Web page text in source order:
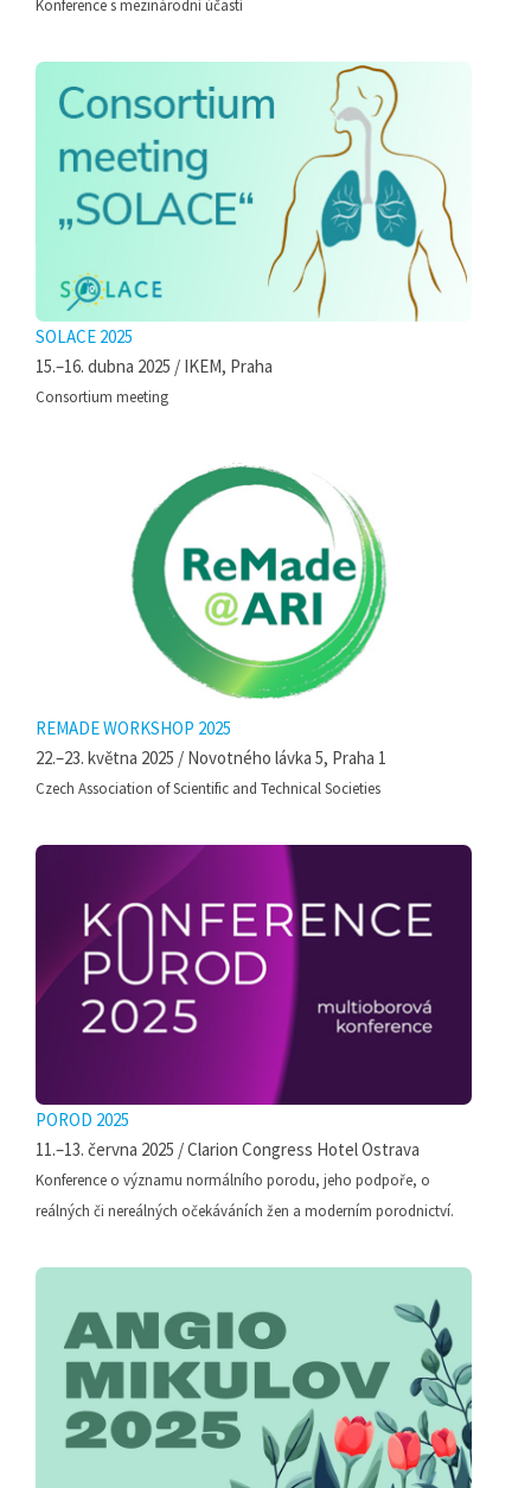
Konference s mezinárodní účastí
SOLACE 2025
15.–16. dubna 2025 / IKEM, Praha
Consortium meeting
REMADE WORKSHOP 2025
22.–23. května 2025 / Novotného lávka 5, Praha 1
Czech Association of Scientific and Technical Societies
POROD 2025
11.–13. června 2025 / Clarion Congress Hotel Ostrava
Konference o významu normálního porodu, jeho podpoře, o
reálných či nereálných očekáváních žen a moderním porodnictví.